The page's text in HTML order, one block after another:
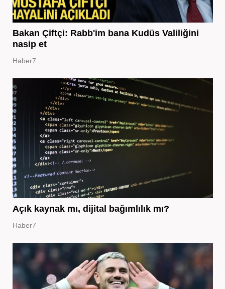
Bakan Çiftçi: Rabb'im bana Kudüs Valiliğini
nasip et
Haber7
Açık kaynak mı, dijital bağımlılık mı?
Haber7